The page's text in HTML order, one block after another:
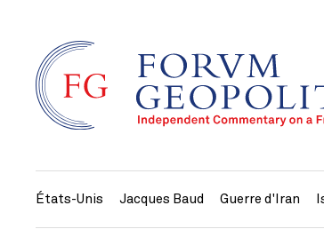
États-Unis Jacques Baud Guerre d'Iran